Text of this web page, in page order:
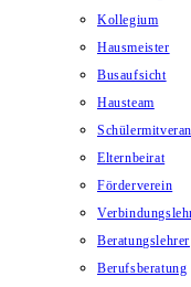
Kollegium
Hausmeister
Busaufsicht
Hausteam
Elternbeirat
Förderverein
Beratungslehrer
Berufsberatung